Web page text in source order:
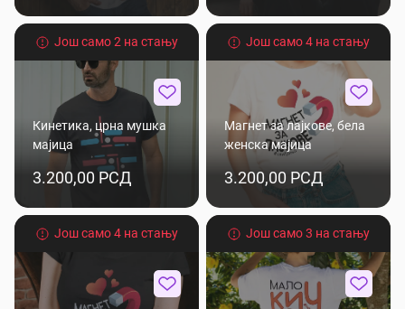
Још само 2 на стању
Кинетика, црна мушка
мајица
3.200,00 РСД
Још само 4 на стању
Магнет за лајкове, бела
женска мајица
3.200,00 РСД
Још само 4 на стању Још само 3 на стању